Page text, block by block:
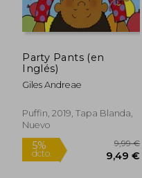
dcto.
Party Pants (en
Inglés)
Giles Andreae
Puffin, 2019, Tapa Blanda,
Nuevo